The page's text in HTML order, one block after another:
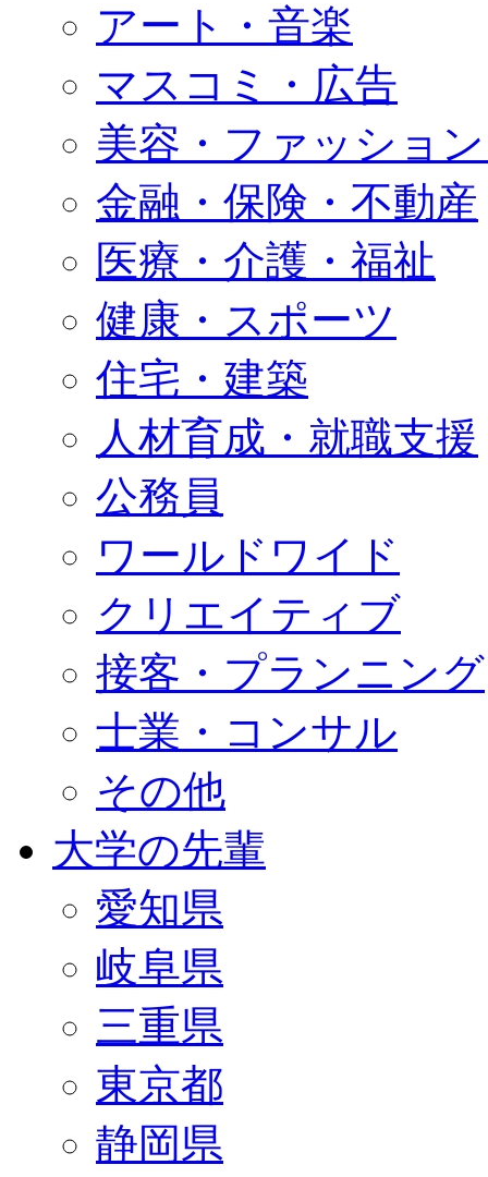
アート・音楽
マスコミ・広告
美容・ファッショ
金融・保険・不動産
医療・介護・福祉
健康・スポーツ
住宅・建築
人材育成・就職支援
公務員
ワールドワイド
クリエイティブ
接客・プランニング
士業・コンサル
その他
大学の先輩
愛知県
岐阜県
三重県
東京都
静岡県